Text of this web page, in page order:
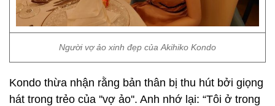
Người vợ ảo xinh đẹp của Akihiko Kondo
Kondo thừa nhận rằng bản thân bị thu hút bởi giọng
hát trong trẻo của ''vợ ảo''. Anh nhớ lại: “Tôi ở trong